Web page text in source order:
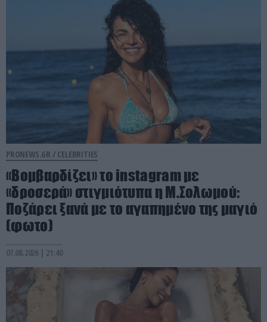
PRONEWS.GR / CELEBRITIES
«Βομβαρδίζει» το instagram με
«δροσερά» στιγμιότυπα η Μ.Σολωμού:
Ποζάρει ξανά με το αγαπημένο της μαγιό
(φωτο)
07.08.2026 | 21:40